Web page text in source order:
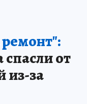
спасли от
из-за